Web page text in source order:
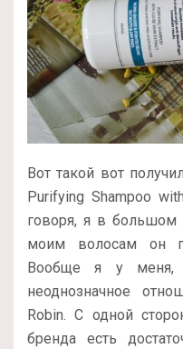
Вот такой вот
Purifying Shampoo
говоря, я в большом
моим волосам он
Вообще я у меня,
неоднозначное
Robin. С одной
бренда есть